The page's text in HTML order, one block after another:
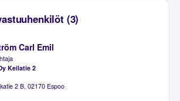
(3)
Carl Emil
Keilatie 2
2 B, 02170 Espoo